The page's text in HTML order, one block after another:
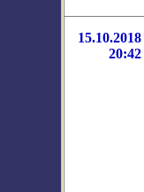
15.10.2018
20:42